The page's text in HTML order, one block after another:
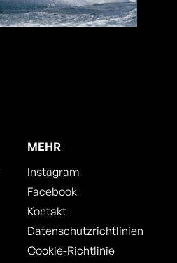
MEHR
Instagram
Facebook
Kontakt
Datenschutzrichtlinien
Cookie-Richtlinie